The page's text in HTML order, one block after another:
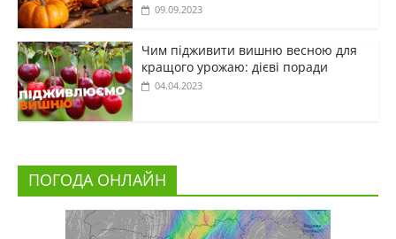
09.09.2023
Чим підживити вишню весною для
кращого урожаю: дієві поради
04.04.2023
ПОГОДА ОНЛАЙН